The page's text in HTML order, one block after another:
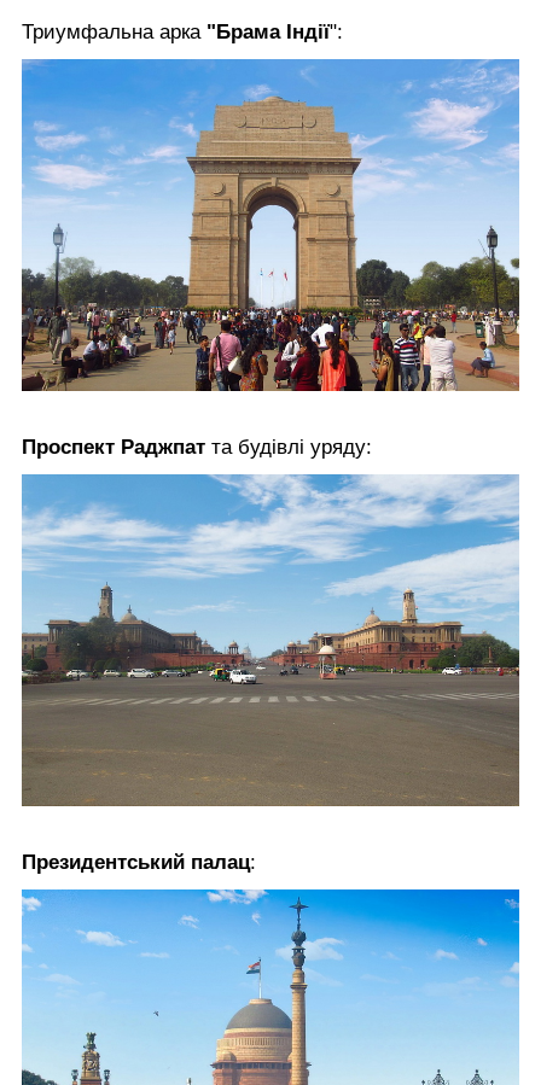
Триумфальна арка "Брама Індії":
Проспект Раджпат та будівлі уряду:
Президентський палац: